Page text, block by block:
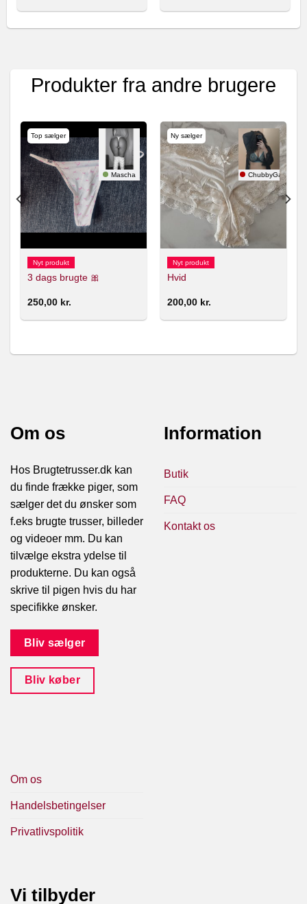
Produkter fra andre brugere
Top sælger
Mascha
Nyt produkt
3 dags brugte 🎀
250,00 kr.
Ny sælger
ChubbyGamer
Nyt produkt
Hvid
200,00 kr.
Om os
Hos Brugtetrusser.dk kan
du finde frække piger, som
sælger det du ønsker som
f.eks brugte trusser, billeder
og videoer mm. Du kan
tilvælge ekstra ydelse til
produkterne. Du kan også
skrive til pigen hvis du har
specifikke ønsker.
Bliv sælger
Bliv køber
Information
Butik
FAQ
Kontakt os
Om os
Handelsbetingelser
Privatlivspolitik
Vi tilbyder